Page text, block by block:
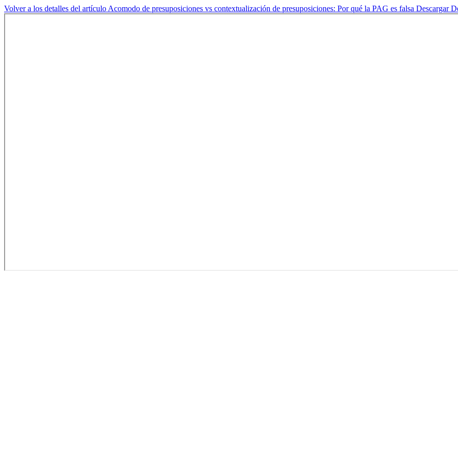
Volver a los detalles del artículo Acomodo de presuposiciones vs contextualización de presuposiciones: Por qué la PAG es falsa Descargar